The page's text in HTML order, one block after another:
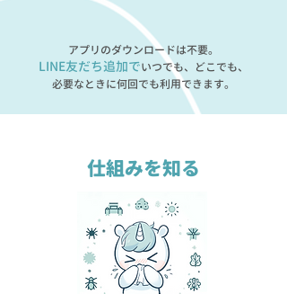
アプリのダウンロードは不要。
LINE友だち追加でいつでも、どこでも、
必要なときに何回でも利用できます。
仕組みを知る